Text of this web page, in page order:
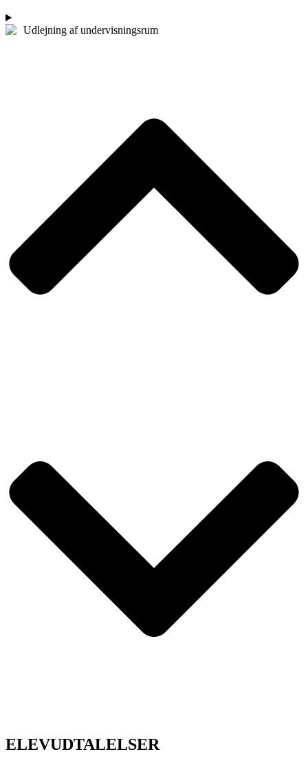
Udlejning af undervisningsrum
ELEVUDTALELSER